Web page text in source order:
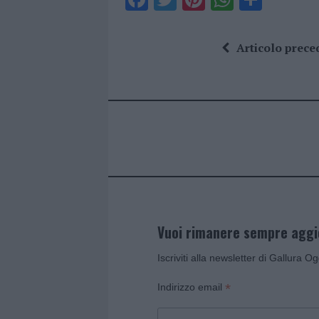
te ata
Articolo
Vuoi rimanere sempre
Iscriviti alla newsletter di Gallura
Indirizzo email *